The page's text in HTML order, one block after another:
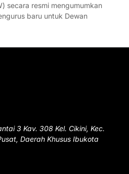
secara resmi mengumumkan
baru untuk Dewan
3 Kav. 308 Kel. Cikini, Kec.
Daerah Khusus Ibukota